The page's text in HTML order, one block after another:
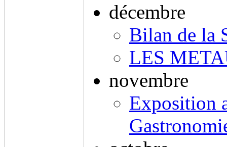
décembre
Bilan de la
LES
novembre
Exposition